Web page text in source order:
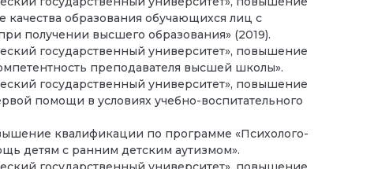
образования обучающихся лиц с
получении высшего образования» (2019).
государственный университет», повышение
преподавателя высшей школы».
государственный университет», повышение
помощи в условиях учебно-воспитательного
квалификации по программе «Психолого-
детям с ранним детским аутизмом».